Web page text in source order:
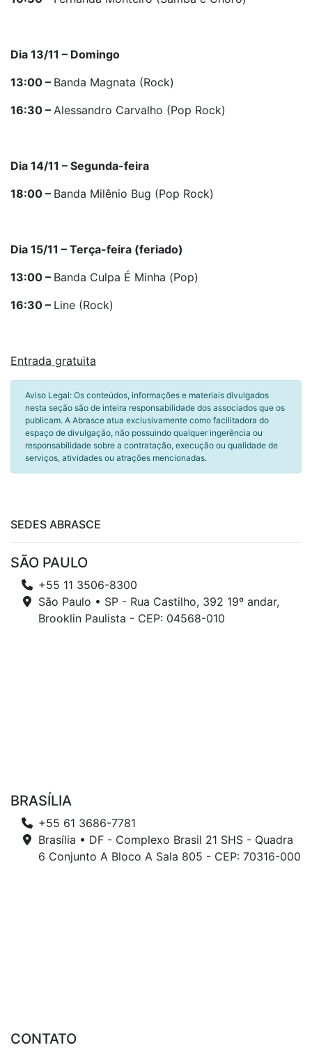
Dia 13/11 – Domingo
13:00 – Banda Magnata (Rock)
16:30 – Alessandro Carvalho (Pop Rock)
Dia 14/11 – Segunda-feira
18:00 – Banda Milênio Bug (Pop Rock)
Dia 15/11 – Terça-feira (feriado)
13:00 – Banda Culpa É Minha (Pop)
16:30 – Line (Rock)
Entrada gratuita
Aviso Legal: Os conteúdos, informações e materiais divulgados
nesta seção são de inteira responsabilidade dos associados que os
publicam. A Abrasce atua exclusivamente como facilitadora do
espaço de divulgação, não possuindo qualquer ingerência ou
responsabilidade sobre a contratação, execução ou qualidade de
serviços, atividades ou atrações mencionadas.
SEDES ABRASCE
SÃO PAULO
+55 11 3506-8300
São Paulo • SP - Rua Castilho, 392 19º andar,
Brooklin Paulista - CEP: 04568-010
BRASÍLIA
+55 61 3686-7781
Brasília • DF - Complexo Brasil 21 SHS - Quadra
6 Conjunto A Bloco A Sala 805 - CEP: 70316-000
CONTATO